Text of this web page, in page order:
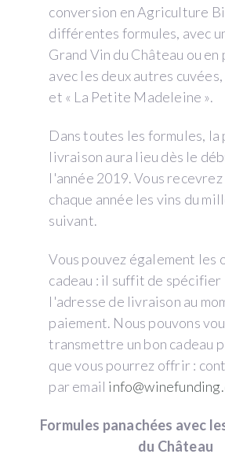
conversion en Agriculture
différentes formules, avec
Grand Vin du Château ou en
avec les deux autres cuvées,
et « La Petite Madeleine ».
Dans toutes les formules, la
livraison aura lieu dès le
l'année 2019. Vous
chaque année les vins du
suivant.
Vous pouvez également les
cadeau : il suffit de spécifier
l'adresse de livraison au
paiement. Nous pouvons
transmettre un bon cadeau
que vous pourrez offrir :
par email
Formules panachées avec
du Château